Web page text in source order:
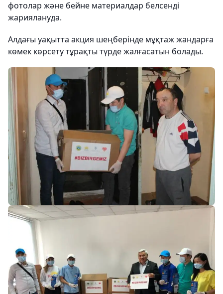
фотолар және бейне материалдар белсенді
жариялануда.
Алдағы уақытта акция шеңберінде мұқтаж жандарға
көмек көрсету тұрақты түрде жалғасатын болады.